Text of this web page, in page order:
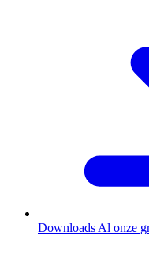
Downloads Al onze